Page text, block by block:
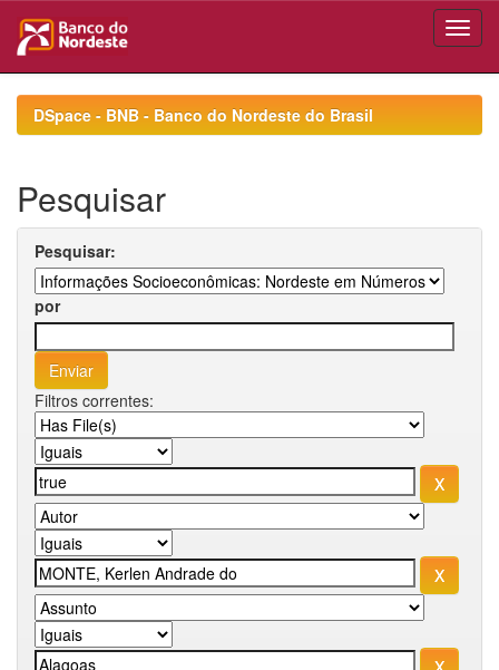
navigationDSpace - BNB - Banco do Nordeste do Brasil
Pesquisar
Pesquisar:
por
Filtros correntes: